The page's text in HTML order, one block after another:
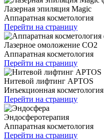
Лазерная эпиляция Magic
Аппаратная косметология
Перейти на страницу
Лазерное омоложение CO2
Аппаратная косметология
Перейти на страницу
Нитевой лифтинг APTOS
Инъекционная косметология
Перейти на страницу
Эндосферотерапия
Аппаратная косметология
Перейти на страницу